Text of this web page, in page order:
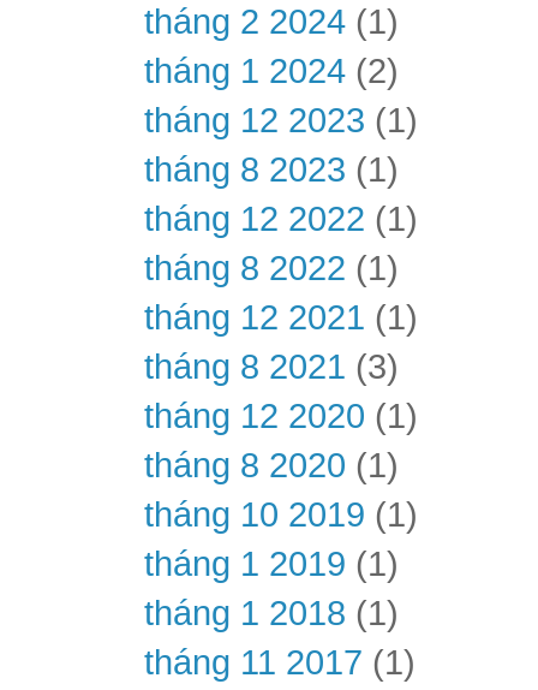
tháng 2 2024 (1)
tháng 1 2024 (2)
tháng 12 2023 (1)
tháng 8 2023 (1)
tháng 12 2022 (1)
tháng 8 2022 (1)
tháng 12 2021 (1)
tháng 8 2021 (3)
tháng 12 2020 (1)
tháng 8 2020 (1)
tháng 10 2019 (1)
tháng 1 2019 (1)
tháng 1 2018 (1)
tháng 11 2017 (1)